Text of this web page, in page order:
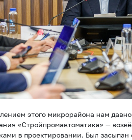
этого микрорайона нам
«Стройпромавтоматика» —
в проектировании. Был засыпан